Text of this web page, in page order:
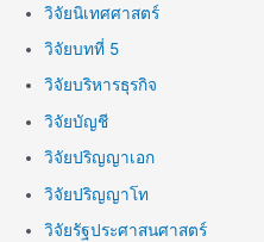
วิจัยนิเทศศาสตร์
วิจัยบทที่ 5
วิจัยบริหารธุรกิจ
วิจัยบัญชี
วิจัยปริญญาเอก
วิจัยปริญญาโท
วิจัยรัฐประศาสนศาสตร์